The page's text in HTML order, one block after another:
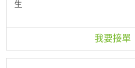
生
我要接單